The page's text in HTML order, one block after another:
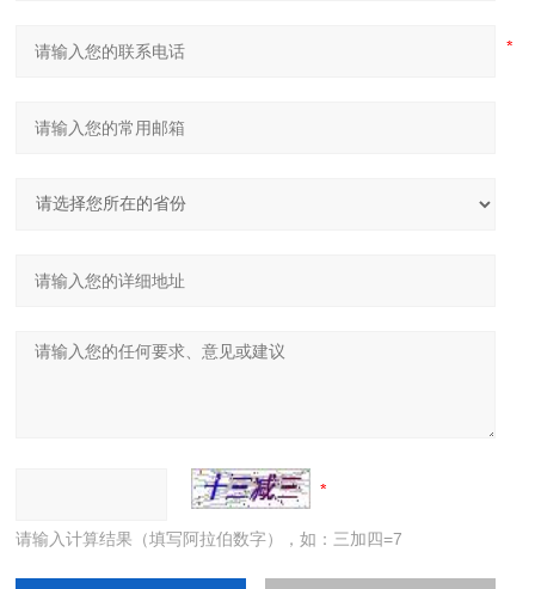
请输入计算结果（填写阿拉伯数字），如：三加四=7